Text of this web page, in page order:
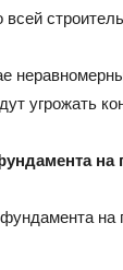
всей
угрожать
на